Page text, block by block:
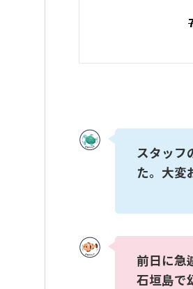
スタッフ
た。大変
前日に急
石垣島で